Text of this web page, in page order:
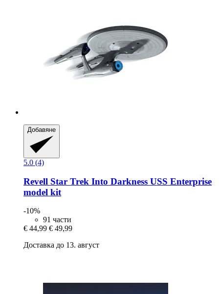
Добавяне
5.0 (4)
Revell Star Trek Into Darkness USS Enterprise
model kit
-10%
91 части
€ 44,99 € 49,99
Доставка до 13. август